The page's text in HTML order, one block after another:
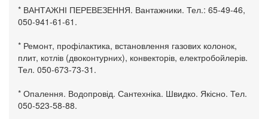
* ВАНТАЖНІ ПЕРЕВЕЗЕННЯ. Вантажники. Тел.: 65-49-46,
050-941-61-61.
* Ремонт, профілактика, встановлення газових колонок,
плит, котлів (двоконтурних), конвекторів, електробойлерів.
Тел. 050-673-73-31.
* Опалення. Водопровід. Сантехніка. Швидко. Якісно. Тел.
050-523-58-88.